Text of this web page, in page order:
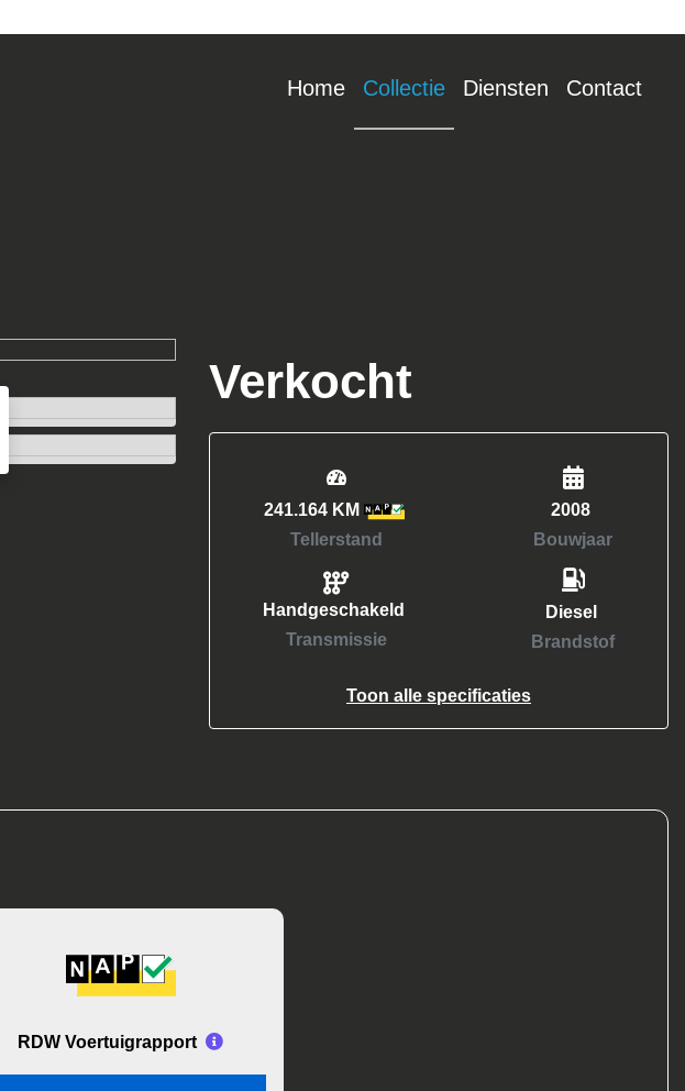
Home Collectie Diensten Contact
Verkocht
241.164 KM
Tellerstand
Handgeschakeld
Transmissie
2008
Bouwjaar
Diesel
Brandstof
Toon alle specificaties
RDW Voertuigrapport